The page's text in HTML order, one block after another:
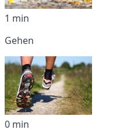
1 min
Gehen
0 min